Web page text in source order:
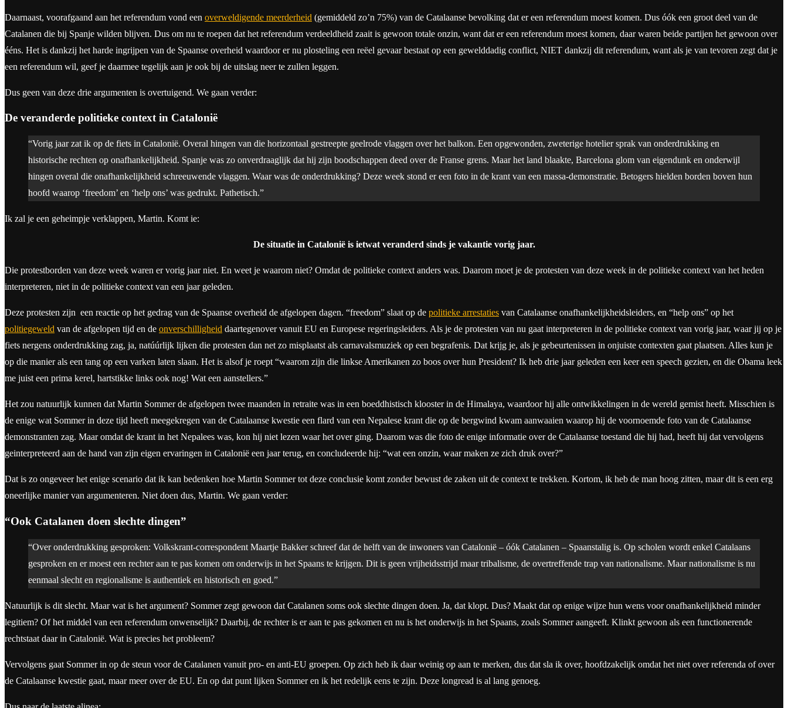
Daarnaast, voorafgaand aan het referendum vond een overweldigende meerderheid (gemiddeld zo’n 75%) van de Catalaanse bevolking dat er een referendum moest komen. Dus óók een groot deel van de
Catalanen die bij Spanje wilden blijven. Dus om nu te roepen dat het referendum verdeeldheid zaait is gewoon totale onzin, want dat er een referendum moest komen, daar waren beide partijen het gewoon over
ééns. Het is dankzij het harde ingrijpen van de Spaanse overheid waardoor er nu plosteling een reëel gevaar bestaat op een gewelddadig conflict, NIET dankzij dit referendum, want als je van tevoren zegt dat je
een referendum wil, geef je daarmee tegelijk aan je ook bij de uitslag neer te zullen leggen.
Dus geen van deze drie argumenten is overtuigend. We gaan verder:
De veranderde politieke context in Catalonië
“Vorig jaar zat ik op de fiets in Catalonië. Overal hingen van die horizontaal gestreepte geelrode vlaggen over het balkon. Een opgewonden, zweterige hotelier sprak van onderdrukking en
historische rechten op onafhankelijkheid. Spanje was zo onverdraaglijk dat hij zijn boodschappen deed over de Franse grens. Maar het land blaakte, Barcelona glom van eigendunk en onderwijl
hingen overal die onafhankelijkheid schreeuwende vlaggen. Waar was de onderdrukking? Deze week stond er een foto in de krant van een massa-demonstratie. Betogers hielden borden boven hun
hoofd waarop ‘freedom’ en ‘help ons’ was gedrukt. Pathetisch.”
Ik zal je een geheimpje verklappen, Martin. Komt ie:
De situatie in Catalonië is ietwat veranderd sinds je vakantie vorig jaar.
Die protestborden van deze week waren er vorig jaar niet. En weet je waarom niet? Omdat de politieke context anders was. Daarom moet je de protesten van deze week in de politieke context van het heden
interpreteren, niet in de politieke context van een jaar geleden.
Deze protesten zijn een reactie op het gedrag van de Spaanse overheid de afgelopen dagen. “freedom” slaat op de politieke arrestaties van Catalaanse onafhankelijkheidsleiders, en “help ons” op het
politiegeweld van de afgelopen tijd en de onverschilligheid daartegenover vanuit EU en Europese regeringsleiders. Als je de protesten van nu gaat interpreteren in de politieke context van vorig jaar, waar jij op je
fiets nergens onderdrukking zag, ja, natúúrlijk lijken die protesten dan net zo misplaatst als carnavalsmuziek op een begrafenis. Dat krijg je, als je gebeurtenissen in onjuiste contexten gaat plaatsen. Alles kun je
op die manier als een tang op een varken laten slaan. Het is alsof je roept “waarom zijn die linkse Amerikanen zo boos over hun President? Ik heb drie jaar geleden een keer een speech gezien, en die Obama leek
me juist een prima kerel, hartstikke links ook nog! Wat een aanstellers.”
Het zou natuurlijk kunnen dat Martin Sommer de afgelopen twee maanden in retraite was in een boeddhistisch klooster in de Himalaya, waardoor hij alle ontwikkelingen in de wereld gemist heeft. Misschien is
de enige wat Sommer in deze tijd heeft meegekregen van de Catalaanse kwestie een flard van een Nepalese krant die op de bergwind kwam aanwaaien waarop hij de voornoemde foto van de Catalaanse
demonstranten zag. Maar omdat de krant in het Nepalees was, kon hij niet lezen waar het over ging. Daarom was die foto de enige informatie over de Catalaanse toestand die hij had, heeft hij dat vervolgens
geinterpreteerd aan de hand van zijn eigen ervaringen in Catalonië een jaar terug, en concludeerde hij: “wat een onzin, waar maken ze zich druk over?”
Dat is zo ongeveer het enige scenario dat ik kan bedenken hoe Martin Sommer tot deze conclusie komt zonder bewust de zaken uit de context te trekken. Kortom, ik heb de man hoog zitten, maar dit is een erg
oneerlijke manier van argumenteren. Niet doen dus, Martin. We gaan verder:
“Ook Catalanen doen slechte dingen”
“Over onderdrukking gesproken: Volkskrant-correspondent Maartje Bakker schreef dat de helft van de inwoners van Catalonië – óók Catalanen – Spaanstalig is. Op scholen wordt enkel Catalaans
gesproken en er moest een rechter aan te pas komen om onderwijs in het Spaans te krijgen. Dit is geen vrijheidsstrijd maar tribalisme, de overtreffende trap van nationalisme. Maar nationalisme is nu
eenmaal slecht en regionalisme is authentiek en historisch en goed.”
Natuurlijk is dit slecht. Maar wat is het argument? Sommer zegt gewoon dat Catalanen soms ook slechte dingen doen. Ja, dat klopt. Dus? Maakt dat op enige wijze hun wens voor onafhankelijkheid minder
legitiem? Of het middel van een referendum onwenselijk? Daarbij, de rechter is er aan te pas gekomen en nu is het onderwijs in het Spaans, zoals Sommer aangeeft. Klinkt gewoon als een functionerende
rechtstaat daar in Catalonië. Wat is precies het probleem?
Vervolgens gaat Sommer in op de steun voor de Catalanen vanuit pro- en anti-EU groepen. Op zich heb ik daar weinig op aan te merken, dus dat sla ik over, hoofdzakelijk omdat het niet over referenda of over
de Catalaanse kwestie gaat, maar meer over de EU. En op dat punt lijken Sommer en ik het redelijk eens te zijn. Deze longread is al lang genoeg.